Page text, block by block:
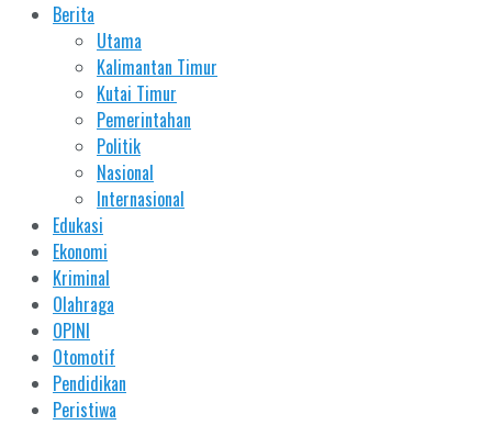
Berita
Utama
Kalimantan Timur
Kutai Timur
Pemerintahan
Politik
Nasional
Internasional
Edukasi
Ekonomi
Kriminal
Olahraga
OPINI
Otomotif
Pendidikan
Peristiwa